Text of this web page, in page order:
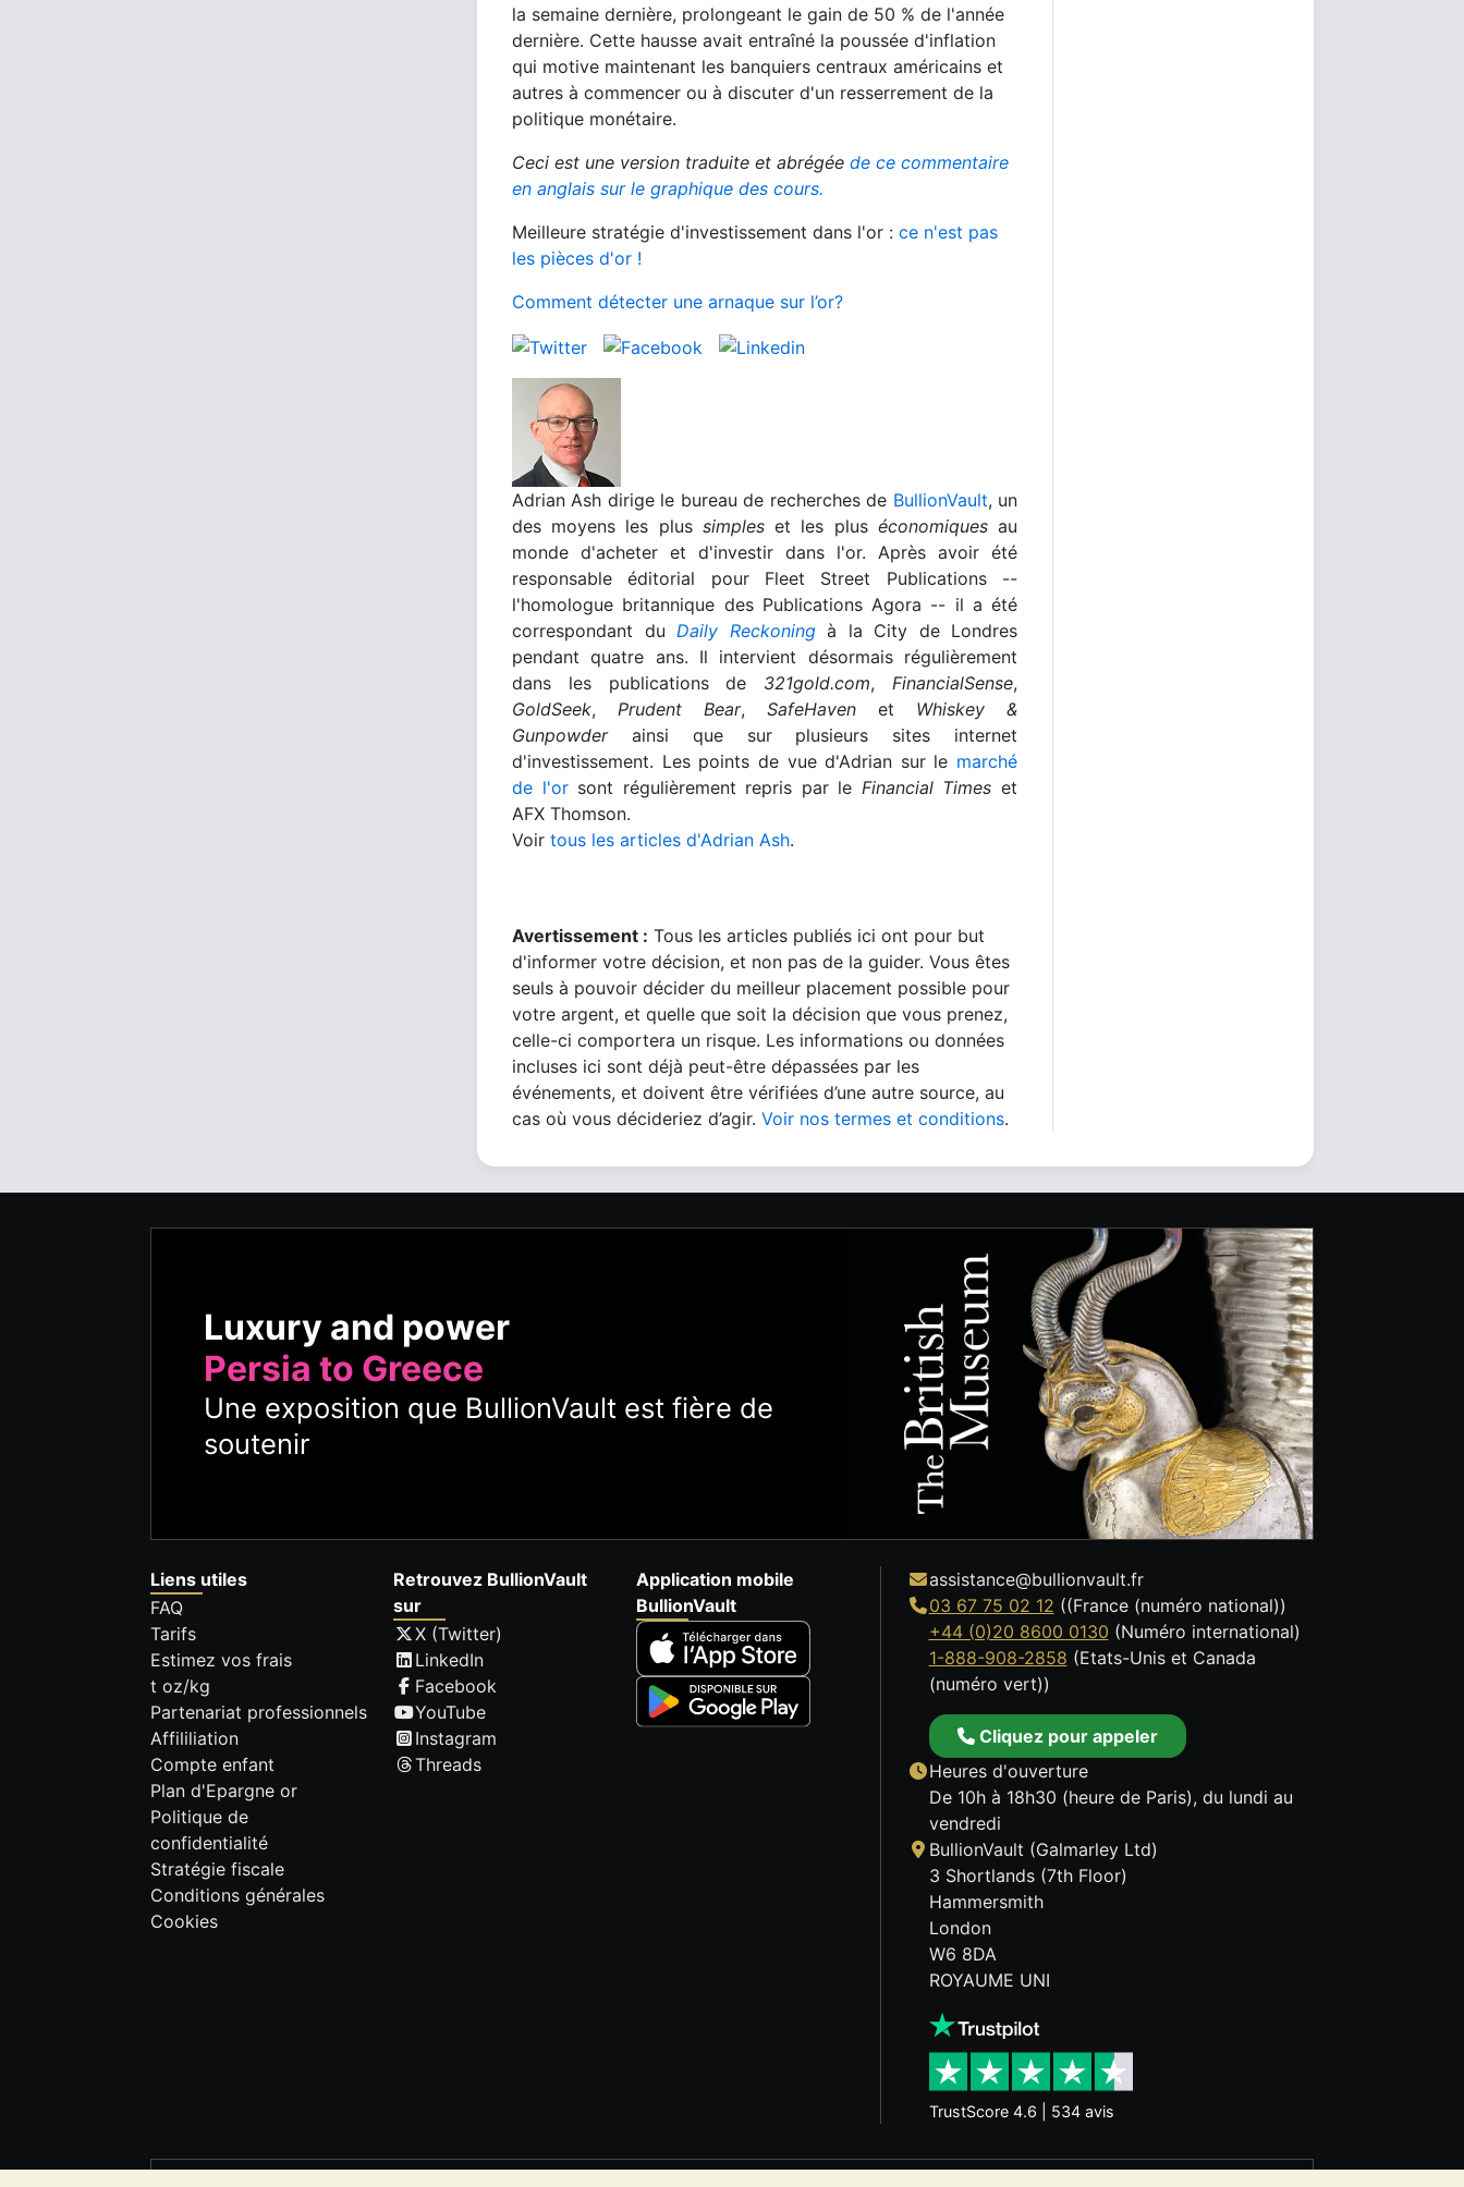
la semaine dernière, prolongeant le gain de 50 % de l'année
dernière. Cette hausse avait entraîné la poussée d'inflation
qui motive maintenant les banquiers centraux américains et
autres à commencer ou à discuter d'un resserrement de la
politique monétaire.
Ceci est une version traduite et abrégée de ce commentaire
en anglais sur le graphique des cours.
Meilleure stratégie d'investissement dans l'or : ce n'est pas
les pièces d'or !
Comment détecter une arnaque sur l’or?
Adrian Ash dirige le bureau de recherches de BullionVault, un
des moyens les plus simpleset les plus économiquesau
monde d'acheter et d'investir dans l'or. Après avoir été
responsable éditorial pour Fleet Street Publications --
l'homologue britannique des Publications Agora -- il a été
correspondant du Daily Reckoningà la City de Londres
pendant quatre ans. Il intervient désormais régulièrement
dans les publications de 321gold.com, FinancialSense,
GoldSeek, Prudent Bear, SafeHaven et Whiskey &
Gunpowderainsi que sur plusieurs sites internet
d'investissement. Les points de vue d'Adrian sur le marché
de l'orsont régulièrement repris par le Financial Times et
AFX Thomson.
Voir tous les articles d'Adrian Ash.
Avertissement : Tous les articles publiés ici ont pour but
d'informer votre décision, et non pas de la guider. Vous êtes
seuls à pouvoir décider du meilleur placement possible pour
votre argent, et quelle que soit la décision que vous prenez,
celle-ci comportera un risque. Les informations ou données
incluses ici sont déjà peut-être dépassées par les
événements, et doivent être vérifiées d’une autre source, au
cas où vous décideriez d’agir. Voir nos termes et conditions.
Luxury and power
Persia to Greece
Une exposition que BullionVault est fière de
soutenir
Liens utiles
FAQ
Tarifs
Estimez vos frais
t oz/kg
Partenariat professionnels
Affililiation
Compte enfant
Plan d'Epargne or
Politique de
confidentialité
Stratégie fiscale
Conditions générales
Cookies
Retrouvez BullionVault
sur
X (Twitter)
LinkedIn
Facebook
YouTube
Instagram
Threads
Application mobile
BullionVault
assistance@bullionvault.fr
03 67 75 02 12 ((France (numéro national))
+44 (0)20 8600 0130 (Numéro international)
1-888-908-2858 (Etats-Unis et Canada
(numéro vert))
Cliquez pour appeler
Heures d'ouverture
De 10h à 18h30 (heure de Paris), du lundi au
vendredi
BullionVault (Galmarley Ltd)
3 Shortlands (7th Floor)
Hammersmith
London
W6 8DA
ROYAUME UNI
TrustScore 4.6 | 534 avis